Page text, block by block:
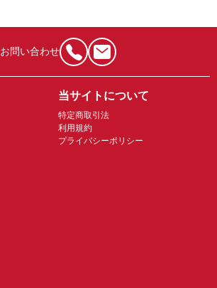
お問い合わせ
当サイトについて
特定商取引法
利用規約
プライバシーポリシー